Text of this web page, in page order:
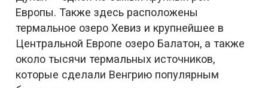
Европы. Также здесь расположены
термальное озеро Хевиз и крупнейшее в
Центральной Европе озеро Балатон, а также
около тысячи термальных источников,
которые сделали Венгрию популярным